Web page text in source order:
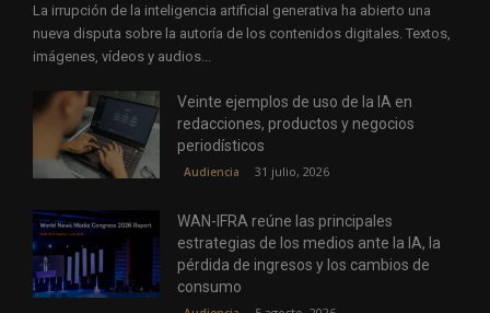
La irrupción de la inteligencia artificial generativa ha abierto una
nueva disputa sobre la autoría de los contenidos digitales. Textos,
imágenes, vídeos y audios...
Veinte ejemplos de uso de la IA en
redacciones, productos y negocios
periodísticos
Audiencia 31 julio, 2026
WAN-IFRA reúne las principales
estrategias de los medios ante la IA, la
pérdida de ingresos y los cambios de
consumo